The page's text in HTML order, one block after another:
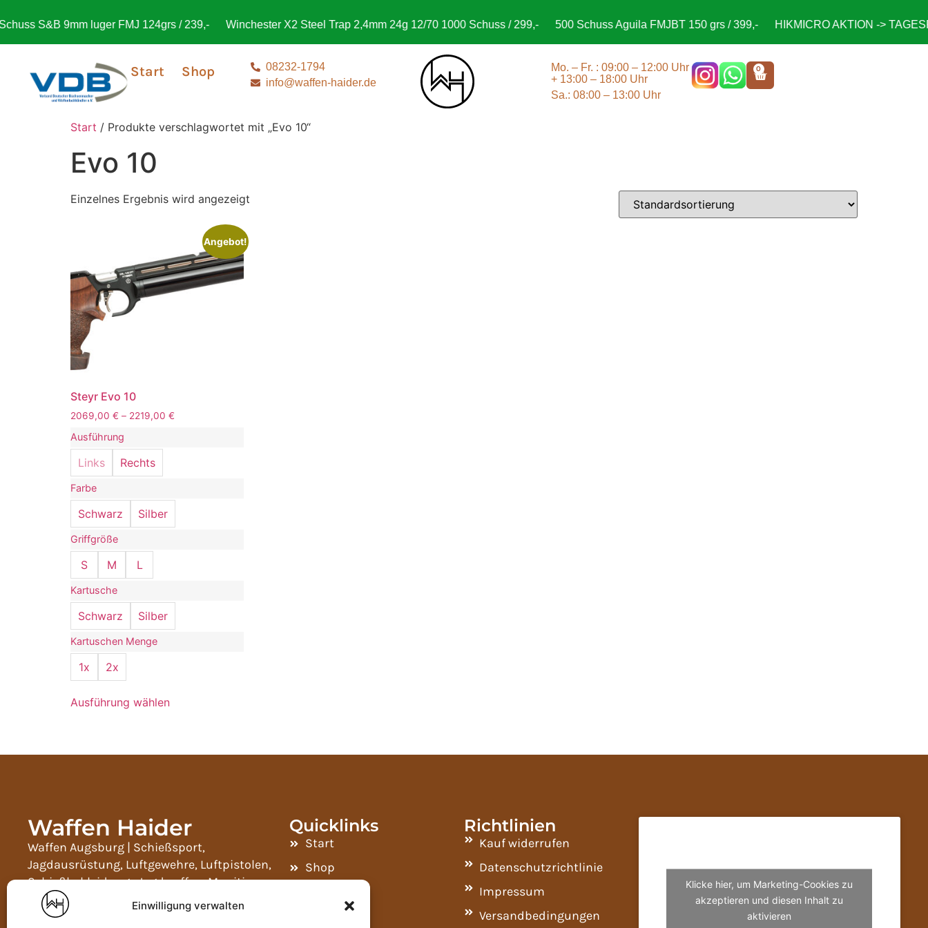
Einwilligung verwalten
S&B 9mm luger FMJ 124grs / 239,- Winchester X2 Steel Trap 2,4mm 24g 12/70 1000 Schuss / 299,- 500 Schuss Aguila FMJBT 150 grs / 399,- HIKMICRO AKTION ->
Start Shop
08232-1794
info@waffen-haider.de
Mo. – Fr. : 09:00 – 12:00 Uhr
+ 13:00 – 18:00 Uhr
Sa.: 08:00 – 13:00 Uhr
0
Start / Produkte verschlagwortet mit „Evo 10“
Evo 10
Einzelnes Ergebnis wird angezeigt
Angebot!
Steyr Evo 10
2069,00 € – 2219,00 €
Ausführung
Links Rechts
Farbe
Schwarz Silber
Griffgröße
S M L
Kartusche
Schwarz Silber
Kartuschen Menge
1x 2x
Ausführung wählen
Waffen Haider
Waffen Augsburg | Schießsport,
Jagdausrüstung, Luftgewehre, Luftpistolen,
Schießbekleidung, Jagdwaffen, Munition,
Zielfernrohre, Wärmebildgeräte, Ferngläser,
Widerladeartikel, NC- und SP-Pulver und
Quicklinks
Start
Shop
Geschäft
Richtlinien
Kauf widerrufen
Datenschutzrichtlinie
Impressum
Versandbedingungen
Klicke hier, um Marketing-Cookies zu
akzeptieren und diesen Inhalt zu
aktivieren